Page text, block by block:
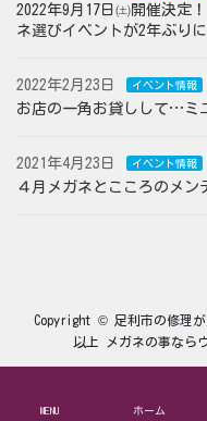
2022年9月17日㈯開催決定
ネ選びイベントが2年ぶりに
2022年2月23日 イベント情報
お店の一角お貸しして…ミ
2021年4月23日 イベント情報
４月メガネとこころのメン
Copyright © 足利市の修理が
以上 メガネの事なら
MENU ホーム